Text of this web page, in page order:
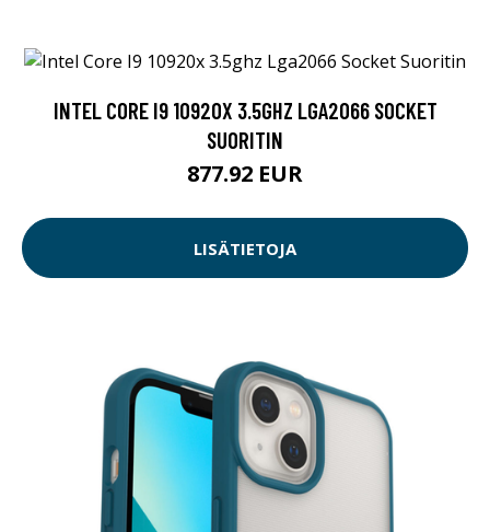
INTEL CORE I9 10920X 3.5GHZ LGA2066 SOCKET
SUORITIN
877.92 EUR
LISÄTIETOJA